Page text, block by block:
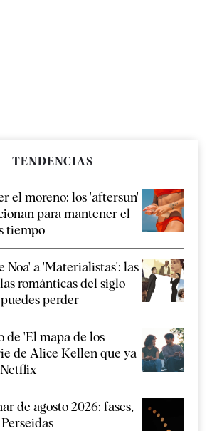
TENDENCIAS
el moreno: los 'aftersun'
para mantener el
tiempo
Noa' a 'Materialistas': las
románticas del siglo
perder
de 'El mapa de los
de Alice Kellen que ya
de agosto 2026: fases,